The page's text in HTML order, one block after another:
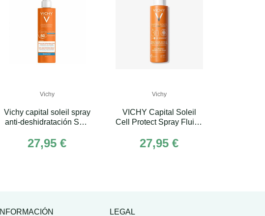
Vichy
Vichy capital soleil spray
anti-deshidratación SPF
27,95 €
Vichy
VICHY Capital Soleil
Cell Protect Spray Fluido
27,95 €
INFORMACIÓN LEGAL